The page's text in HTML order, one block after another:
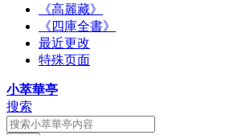
《高麗藏》
《四庫全書》
最近更改
特殊页面
小萃華亭
搜索